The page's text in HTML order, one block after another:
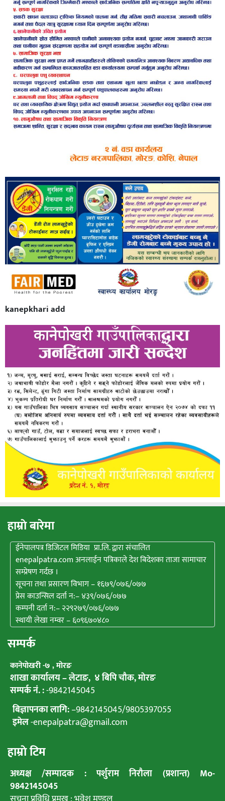
kanepkhari add
हाम्राे बारेमा
ईनेपालपत्र डिजिटल मिडिया प्रा.लि. द्वारा संचालित
enepalpatra.com अनलाईन पत्रिकाले देश बिदेशका ताजा सामाचार
सम्प्रेषण गर्दछ ।
सूचना तथा प्रसारण विभाग – १६७९/०७६/०७७
प्रेस काउन्सिल दर्ता न:– ४३९/०७६/०७७
कम्पनी दर्ता न:– २२९२७९/०७६/०७७
स्थायी लेखा नम्वर – ६०९६७०४८०
सम्पर्क
कानेपाेखरी -७ , मोरङ
शाखा कार्यालय – लेटाङ, ४ बिपि चाैक, माेरङ
सम्पर्क नं. :-9842145045
बिज्ञापनका लागि:–9842145045/9805397055
इमेल-enepalpatra@gmail.com
हाम्राे टिम
अध्यक्ष /सम्पादक : पर्शुराम निराैला (प्रशान्त) Mo-
9842145045